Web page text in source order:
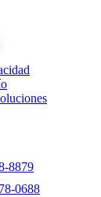
8879
0688